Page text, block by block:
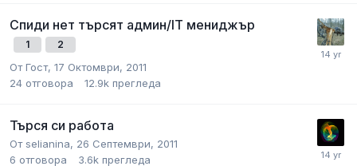
Спиди нет търсят админ/IT мениджър
1 2
ОтГост, 17 Октомври, 2011
24 отговора 12.9k прегледа
Търся си работа
Отselianina, 26 Септември, 2011
6 отговора 3.6k прегледа